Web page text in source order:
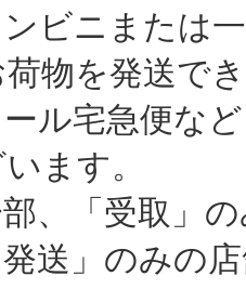
ニまたは一
物を発送で
宅急便など
ます。
「受取」の
」のみの店